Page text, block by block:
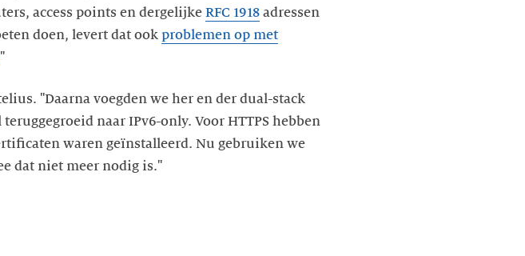
access points en dergelijke RFC 1918 adressen
doen, levert dat ook problemen op met
"Daarna voegden we her en der dual-stack
naar IPv6-only. Voor HTTPS hebben
waren geïnstalleerd. Nu gebruiken we
dat niet meer nodig is."